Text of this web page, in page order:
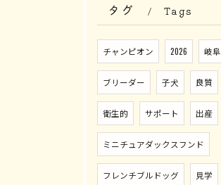
タグ Tags
チャンピオン 2026 岐阜
ブリーダー 子犬 良質
衛生的 サポート 出産
ミニチュアダックスフンド
フレンチブルドッグ 見学